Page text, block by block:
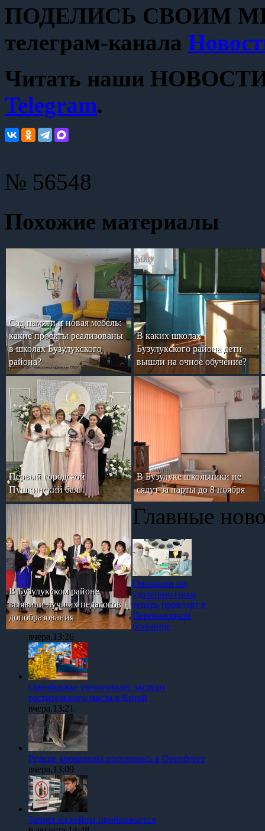
ПОДЕЛИСЬ СВОИМ
телеграм-канала
Читать наши НОВОСТИ
Telegram.
№ 56548
Похожие материалы
Сад памяти и новая мебель:
какие проекты реализованы
в школах Бузулукского
района?
В каких школах
Бузулукского района дети
вышли на очное обучение?
Первый городской
Пушкинский бал
В Бузулуке школьники не
сядут за парты до 8 ноября
В Бузулукском районе
выявили лучших педагогов
допобразования
Главные
Операции по
удалению грыж
теперь проводят в
Переволоцкой
больнице
вчера,13:26
Оренбуржье увеличивает экспорт
растительного масла в Китай
вчера,13:21
Редкие крокодилы поселились в Оренбурге
вчера,13:09
Запрет на вейпы приближается